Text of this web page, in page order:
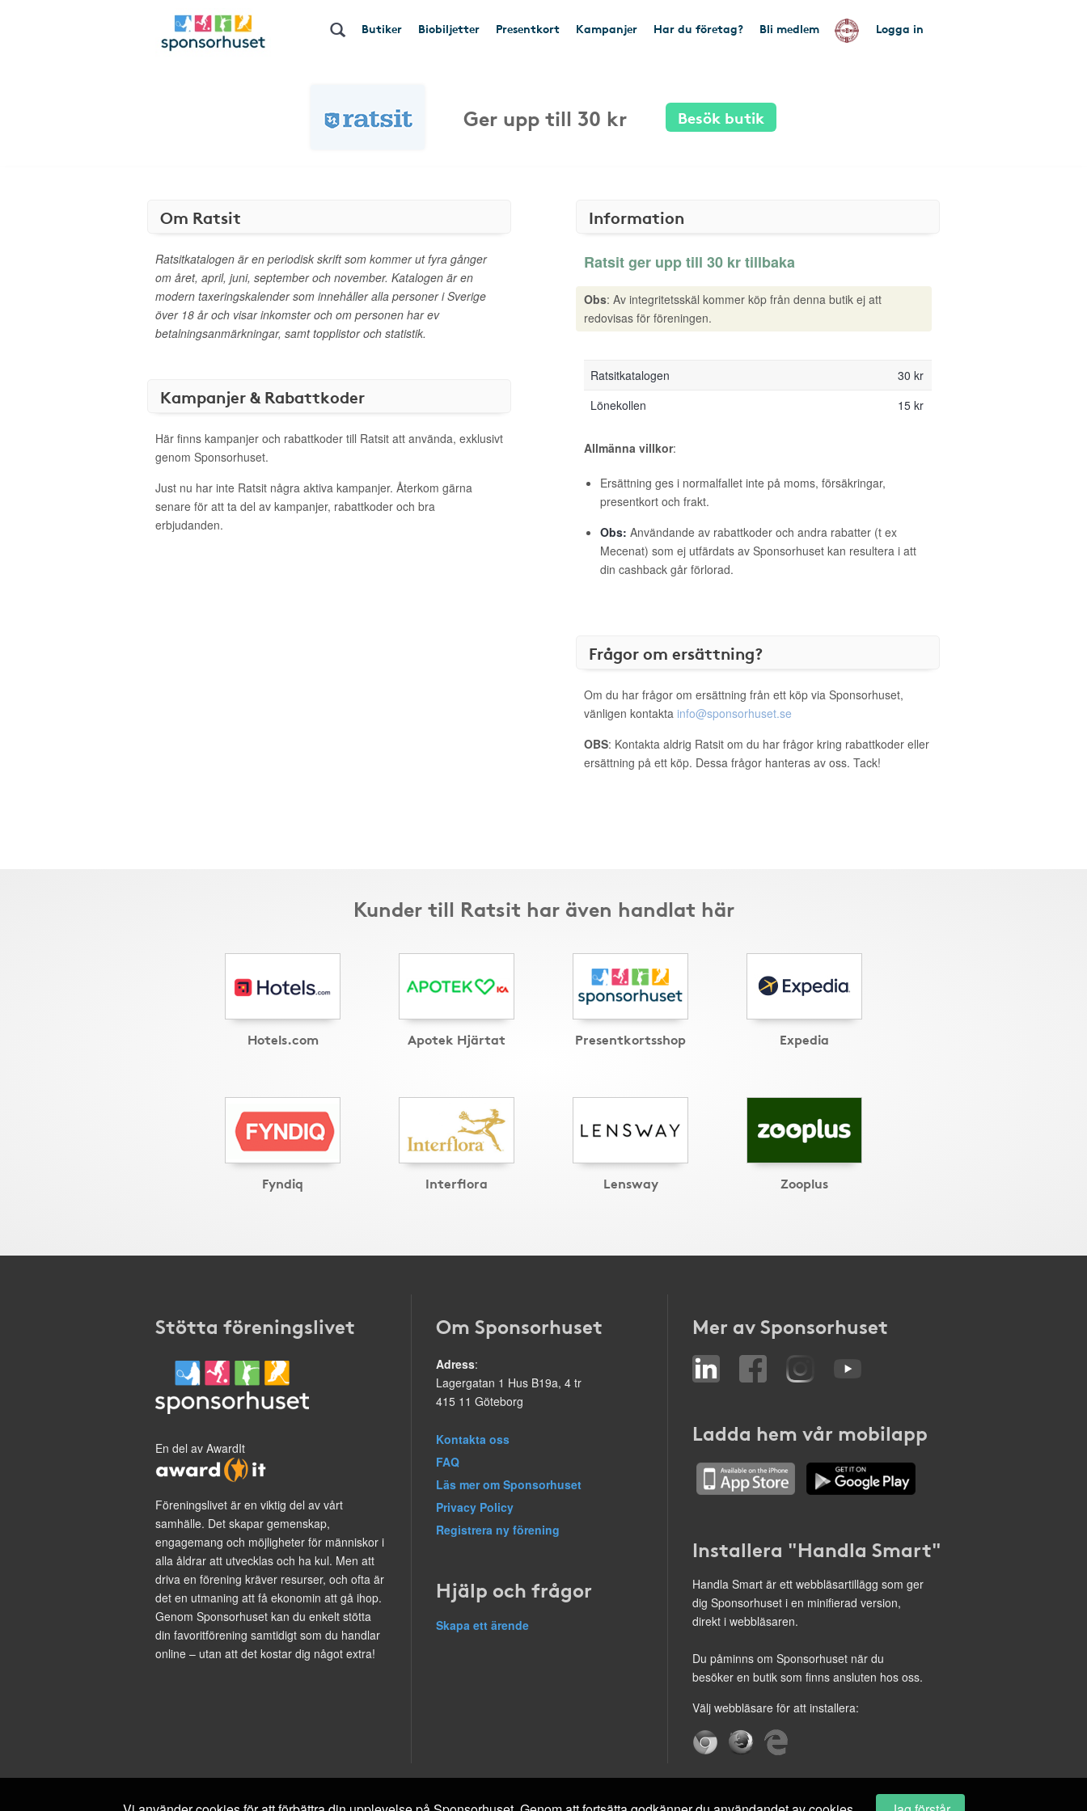
Butiker Biobiljetter Presentkort Kampanjer Har du företag? Bli medlem Logga in
Ger upp till 30 kr Besök butik
Om Ratsit
Ratsitkatalogen är en periodisk skrift som kommer ut fyra gånger
om året, april, juni, september och november. Katalogen är en
modern taxeringskalender som innehåller alla personer i Sverige
över 18 år och visar inkomster och om personen har ev
betalningsanmärkningar, samt topplistor och statistik.
Kampanjer & Rabattkoder
Här finns kampanjer och rabattkoder till Ratsit att använda, exklusivt
genom Sponsorhuset.
Just nu har inte Ratsit några aktiva kampanjer. Återkom gärna
senare för att ta del av kampanjer, rabattkoder och bra
erbjudanden.
Information
Ratsit ger upp till 30 kr tillbaka
Obs: Av integritetsskäl kommer köp från denna butik ej att
redovisas för föreningen.
Ratsitkatalogen
30 kr
Lönekollen
15 kr
Allmänna villkor:
Ersättning ges i normalfallet inte på moms, försäkringar,
presentkort och frakt.
Obs: Användande av rabattkoder och andra rabatter (t ex
Mecenat) som ej utfärdats av Sponsorhuset kan resultera i att
din cashback går förlorad.
Frågor om ersättning?
Om du har frågor om ersättning från ett köp via Sponsorhuset,
vänligen kontakta info@sponsorhuset.se
OBS: Kontakta aldrig Ratsit om du har frågor kring rabattkoder eller
ersättning på ett köp. Dessa frågor hanteras av oss. Tack!
Kunder till Ratsit har även handlat här
Hotels.com Apotek Hjärtat Presentkortsshop Expedia
Fyndiq Interflora Lensway Zooplus
Stötta föreningslivet
En del av AwardIt
Föreningslivet är en viktig del av vårt
samhälle. Det skapar gemenskap,
engagemang och möjligheter för människor i
alla åldrar att utvecklas och ha kul. Men att
driva en förening kräver resurser, och ofta är
det en utmaning att få ekonomin att gå ihop.
Genom Sponsorhuset kan du enkelt stötta
din favoritförening samtidigt som du handlar
online – utan att det kostar dig något extra!
Om Sponsorhuset
Adress:
Lagergatan 1 Hus B19a, 4 tr
415 11 Göteborg
Kontakta oss
FAQ
Läs mer om Sponsorhuset
Privacy Policy
Registrera ny förening
Hjälp och frågor
Skapa ett ärende
Mer av Sponsorhuset
Ladda hem vår mobilapp
Installera "Handla Smart"
Handla Smart är ett webbläsartillägg som ger
dig Sponsorhuset i en minifierad version,
direkt i webbläsaren.
Du påminns om Sponsorhuset när du
besöker en butik som finns ansluten hos oss.
Välj webbläsare för att installera: